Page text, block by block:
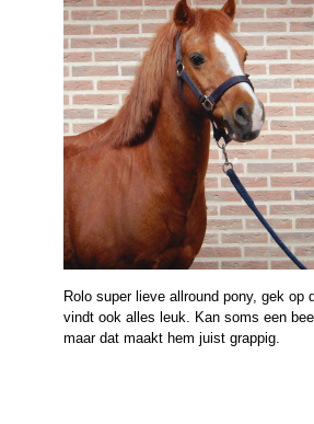
Rolo super lieve allround pony, gek op
vindt ook alles leuk. Kan soms een
maar dat maakt hem juist grappig.